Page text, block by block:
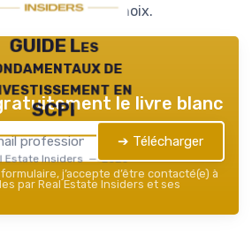
de faire votre choix.
GUIDE Les
de
en
SCPI
Estate Insiders — 2026
le livre blanc
➔ Télécharger
j’accepte d’être contacté(e) à
par Real Estate Insiders et ses